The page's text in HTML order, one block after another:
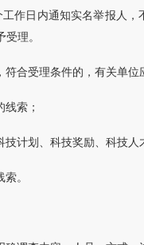
作日内通知实名举报人
理。
合受理条件的，有关单位
线索；
技计划、科技奖励、科技
。